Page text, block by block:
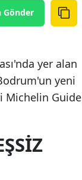
Gönder
yer alan
yeni
Michelin